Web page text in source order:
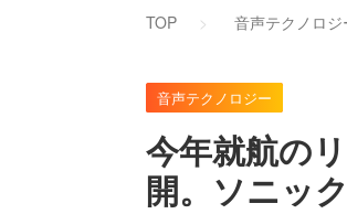
TOP 音声テクノロジ
音声テクノロジー
今年就航の
開。ソニッ